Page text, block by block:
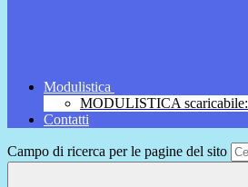
Modulistica
MODULISTICA scaricabile:
Contatti
Campo di ricerca per le pagine del sito